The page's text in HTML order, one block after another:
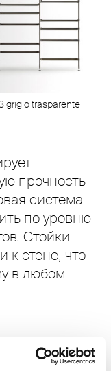
grigio trasparente
прочность
система
по уровню
Стойки
к стене, что
в любом